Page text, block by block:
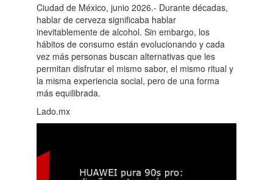
Ciudad de México, junio 2026.- Durante décadas,
hablar de cerveza significaba hablar
inevitablemente de alcohol. Sin embargo, los
hábitos de consumo están evolucionando y cada
vez más personas buscan alternativas que les
permitan disfrutar el mismo sabor, el mismo ritual y
la misma experiencia social, pero de una forma
más equilibrada.
Lado.mx